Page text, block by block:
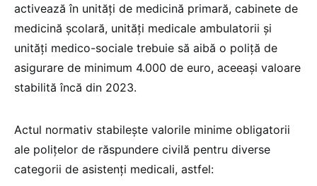
activează în unități de medicină primară, cabinete de
medicină școlară, unități medicale ambulatorii și
unități medico-sociale trebuie să aibă o poliță de
asigurare de minimum 4.000 de euro, aceeași valoare
stabilită încă din 2023.
Actul normativ stabilește valorile minime obligatorii
ale polițelor de răspundere civilă pentru diverse
categorii de asistenți medicali, astfel: